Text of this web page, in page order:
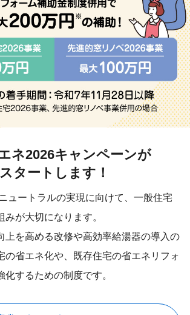
ネ2026キャンペーンが
スタートします！
ュートラルの実現に向けて、一般住宅
みが大切になります。
上を高める改修や高効率給湯器の導入の
の省エネ化や、既存住宅の省エネリフォ
化するための制度です。